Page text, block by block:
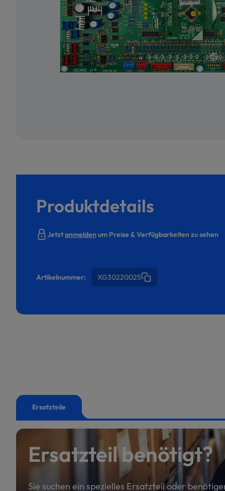
Produktdetails
Jetztanmeldenum Preise & Verfügbarkeiten zu sehen
Artikelnummer: XG30220025
Ersatzteile
Ersatzteil benötigt?
Sie suchen ein spezielles Ersatzteil oder